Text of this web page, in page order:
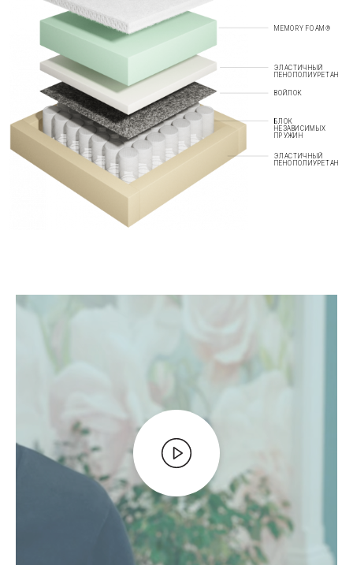
MEMORY FOAM®
ЭЛАСТИЧНЫЙ
ПЕНОПОЛИУРЕТАН
ВОЙЛОК
БЛОК
НЕЗАВИСИМЫХ
ПРУЖИН
ЭЛАСТИЧНЫЙ
ПЕНОПОЛИУРЕТАН